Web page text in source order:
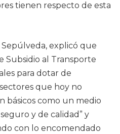
tienen respecto de esta
Sepúlveda, explicó que
Subsidio al Transporte
para dotar de
que hoy no
básicos como un medio
y de calidad” y
con lo encomendado